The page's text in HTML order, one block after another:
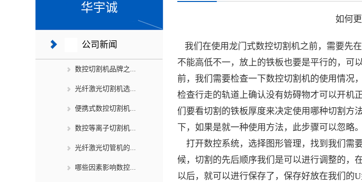
华宇诚
公司新闻
数控切割机品牌之...
光纤激光切割机选...
便携式数控切割机...
数控等离子切割机...
光纤激光切管机的...
哪些因素影响数控...
如何
我们在使用 龙门式数控切割机之前，需要先
不能高低不一，放上的铁板也要是平行的，可
前，我们需要检查一下数控切割机的使用情况
检查行走的轨道上确认没有妨碍物才可以开机
们要看切割的铁板厚度来决定使用哪种切割方
下，如果是就一种使用方法，此步骤可以忽略。
打开数控系统，选择图形管理，找到我们需
候，切割的先后顺序我们是可以进行调整的，
以后，就可以进行保存了，保存好放在我们的